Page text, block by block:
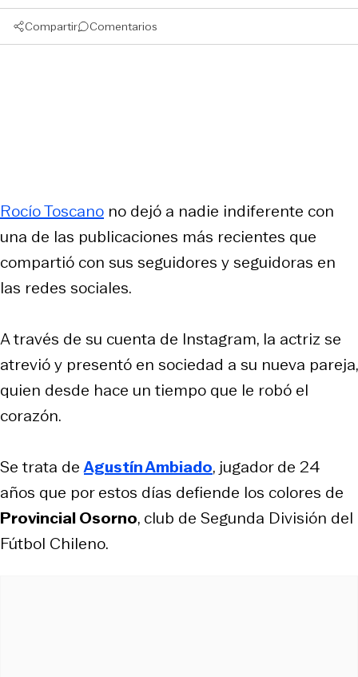
Compartir Comentarios
Rocío Toscano no dejó a nadie indiferente con
una de las publicaciones más recientes que
compartió con sus seguidores y seguidoras en
las redes sociales.
A través de su cuenta de Instagram, la actriz se
atrevió y presentó en sociedad a su nueva pareja,
quien desde hace un tiempo que le robó el
corazón.
Se trata deAgustínAmbiado, jugador de 24
años que por estos días defiende los colores de
Provincial Osorno, club de Segunda División del
Fútbol Chileno.